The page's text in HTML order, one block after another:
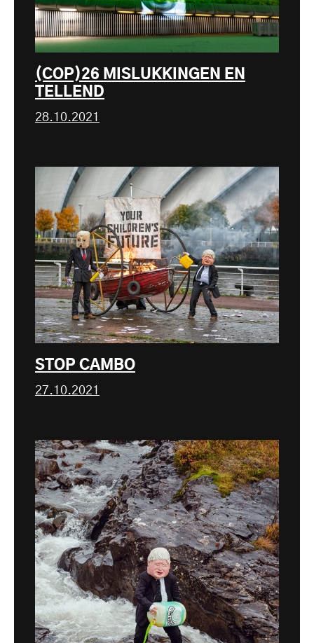
(COP)26 MISLUKKINGEN EN
TELLEND
28.10.2021
STOP CAMBO
27.10.2021